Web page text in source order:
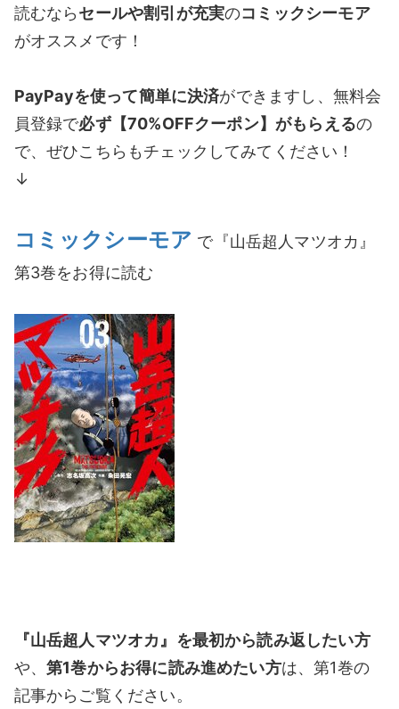
読むならセールや割引が充実のコミックシーモア
がオススメです！
PayPayを使って簡単に決済ができますし、無料会
員登録で必ず【70%OFFクーポン】がもらえるの
で、ぜひこちらもチェックしてみてください！
↓
コミックシーモア で『山岳超人マツオカ』
第3巻をお得に読む
『山岳超人マツオカ』を最初から読み返したい方
や、第1巻からお得に読み進めたい方は、第1巻の
記事からご覧ください。